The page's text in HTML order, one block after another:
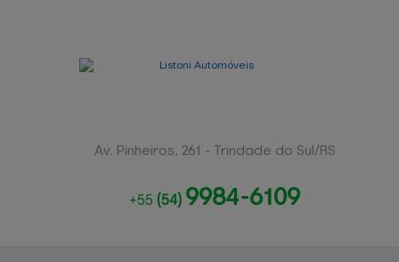
Av. Pinheiros, 261 - Trindade do Sul/RS
+55 (54) 9984-6109